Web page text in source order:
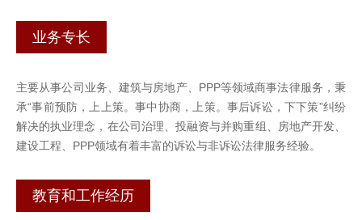
业务专长
主要从事公司业务、建筑与房地产、PPP等领域商事法律服务，秉
承“事前预防，上上策。事中协商，上策。事后诉讼，下下策”纠纷
解决的执业理念，在公司治理、投融资与并购重组、房地产开发、
建设工程、PPP领域有着丰富的诉讼与非诉讼法律服务经验。
教育和工作经历